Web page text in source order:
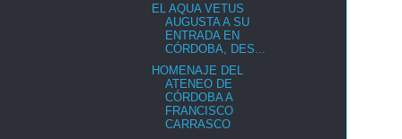
EL AQUA VETUS
AUGUSTA A SU
ENTRADA EN
CÓRDOBA, DES...
HOMENAJE DEL
ATENEO DE
CÓRDOBA A
FRANCISCO
CARRASCO